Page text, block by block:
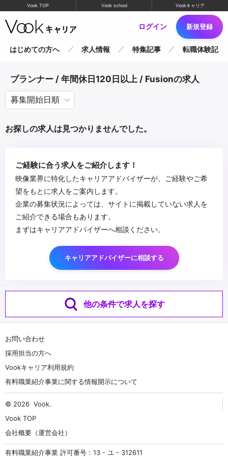
Vook TOP Vook school Vookキャリア
ログイン 新規登録
はじめての方へ 求人情報 特集記事 転職体験記
プランナー / 年間休日120日以上 / Fusionの求人
お探しの求人は見つかりませんでした。
ご経験に合う求人をご紹介します！
映像業界に特化したキャリアアドバイザーが、ご経験やご希
望をもとに求人をご案内します。
企業の募集状況によっては、サイトに掲載していない求人を
ご紹介できる場合もあります。
まずはキャリアアドバイザーへ相談ください。
キャリアアドバイザーに相談する
他の条件で求人を探す
お問い合わせ
採用担当の方へ
Vookキャリア利用規約
有料職業紹介事業に関する情報開示について
© 2026 Vook.
Vook TOP
会社概要（運営会社）
有料職業紹介事業 許可番号：13 - ユ - 312611